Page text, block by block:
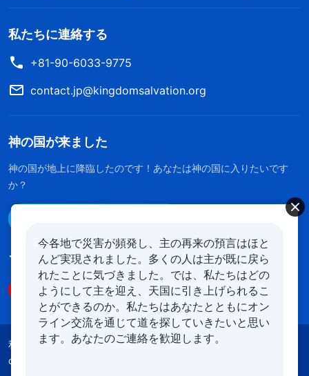
私たちに連絡する
+81-90-6033-9775
contact.jp@kingdomsalvation.org
神の国が来ました
神の国が地上に降臨したのです！あなたは神の国に入りたいです
か？
フォローする
利用規約 プライバシーポリシー
クレジット
cookies
今各地で災害が頻発し、主の再来の預言はほと
んど実現されました。多くの人は主が既に戻ら
れたことに気づきました。では、私たちはどの
ようにして主を迎え、天国に引き上げられるこ
とができるのか。私たちはあなたとともにオン
ライン交流を通じて道を探していきたいと思い
ます。あなたのご連絡を歓迎します。